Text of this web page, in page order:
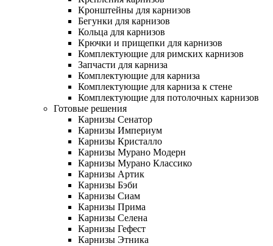
Кронштейны для карнизов
Бегунки для карнизов
Кольца для карнизов
Крючки и прищепки для карнизов
Комплектующие для римских карнизов
Запчасти для карниза
Комплектующие для карниза
Комплектующие для карниза к стене
Комплектующие для потолочных карнизов
Готовые решения
Карнизы Сенатор
Карнизы Империум
Карнизы Кристалло
Карнизы Мурано Модерн
Карнизы Мурано Классико
Карнизы Артик
Карнизы Бэби
Карнизы Сиам
Карнизы Прима
Карнизы Селена
Карнизы Гефест
Карнизы Этника